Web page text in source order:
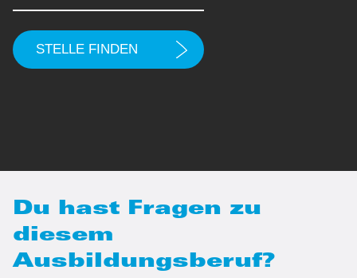
Du hast Fragen zu
diesem
Ausbildungsberuf?